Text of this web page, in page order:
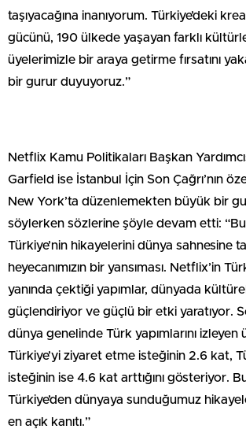
taşıyacağına inanıyorum. Türkiye’deki
gücünü, 190 ülkede yaşayan farklı
üyelerimizle bir araya getirme fırsatını
bir gurur duyuyoruz.”
Netflix Kamu Politikaları Başkan
Garfield ise İstanbul İçin Son Çağrı’nın
New York’ta düzenlemekten büyük bir
söylerken sözlerine şöyle devam etti:
Türkiye’nin hikayelerini dünya sahnesine
heyecanımızın bir yansıması. Netflix’in
yanında çektiği yapımlar, dünyada
güçlendiriyor ve güçlü bir etki yaratıyor.
dünya genelinde Türk yapımlarını izleyen
Türkiye’yi ziyaret etme isteğinin 2.6 kat,
isteğinin ise 4.6 kat arttığını gösteriyor.
Türkiye’den dünyaya sunduğumuz
en açık kanıtı.”